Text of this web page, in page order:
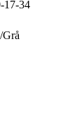
17-34
Grå